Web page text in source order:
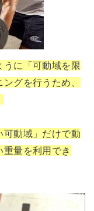
うに「可動域を限
グを行うため、
可動域」だけで動
量を利用でき